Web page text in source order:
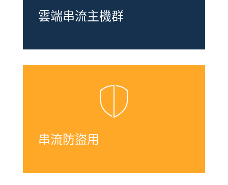
雲端串流主機群
串流防盜用